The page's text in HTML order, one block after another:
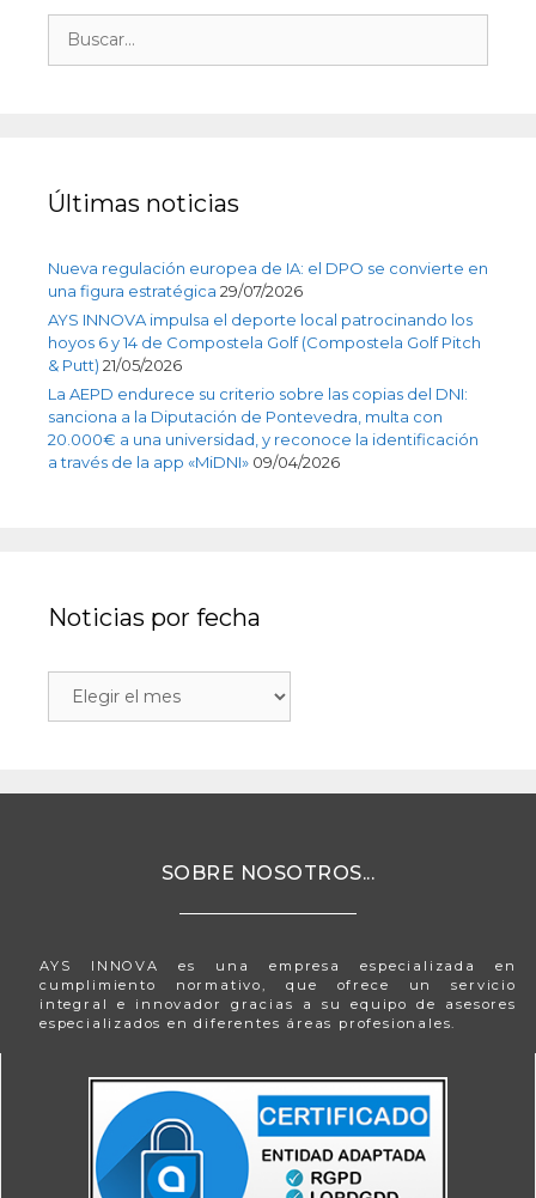
Últimas noticias
Nueva regulación europea de IA: el DPO se convierte en
una figura estratégica 29/07/2026
AYS INNOVA impulsa el deporte local patrocinando los
hoyos 6 y 14 de Compostela Golf (Compostela Golf Pitch
& Putt) 21/05/2026
La AEPD endurece su criterio sobre las copias del DNI:
sanciona a la Diputación de Pontevedra, multa con
20.000€ a una universidad, y reconoce la identificación
a través de la app «MiDNI» 09/04/2026
Noticias por fecha
SOBRE NOSOTROS...
AYS INNOVA es una empresa especializada en
cumplimiento normativo, que ofrece un servicio
integral e innovador gracias a su equipo de asesores
especializados en diferentes áreas profesionales.